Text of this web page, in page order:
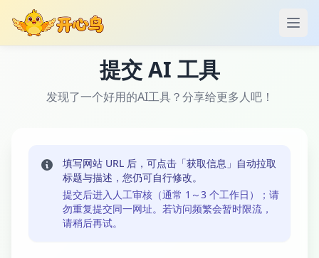
打开
提交 AI 工具
发现了一个好用的AI工具？分享给更多人吧！
填写网站 URL 后，可点击「获取信息」自动拉取
标题与描述，您仍可自行修改。
提交后进入人工审核（通常 1～3 个工作日）；请
勿重复提交同一网址。若访问频繁会暂时限流，
请稍后再试。